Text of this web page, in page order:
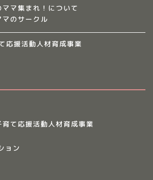
ママ集まれ！について
マのサークル
応援活動人材育成事業
て応援活動人材育成事業
ョン
九州のママ集まれ！
大分のママ集まれ！